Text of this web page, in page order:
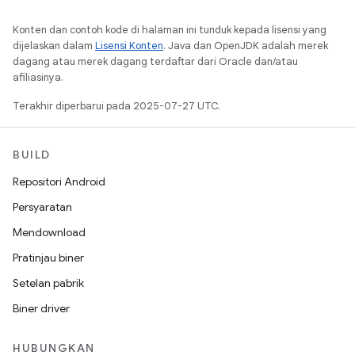
Konten dan contoh kode di halaman ini tunduk kepada lisensi yang
dijelaskan dalam Lisensi Konten. Java dan OpenJDK adalah merek
dagang atau merek dagang terdaftar dari Oracle dan/atau
afiliasinya.
Terakhir diperbarui pada 2025-07-27 UTC.
BUILD
Repositori Android
Persyaratan
Mendownload
Pratinjau biner
Setelan pabrik
Biner driver
HUBUNGKAN